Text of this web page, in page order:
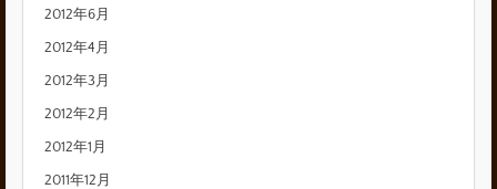
2012年6月
2012年4月
2012年3月
2012年2月
2012年1月
2011年12月